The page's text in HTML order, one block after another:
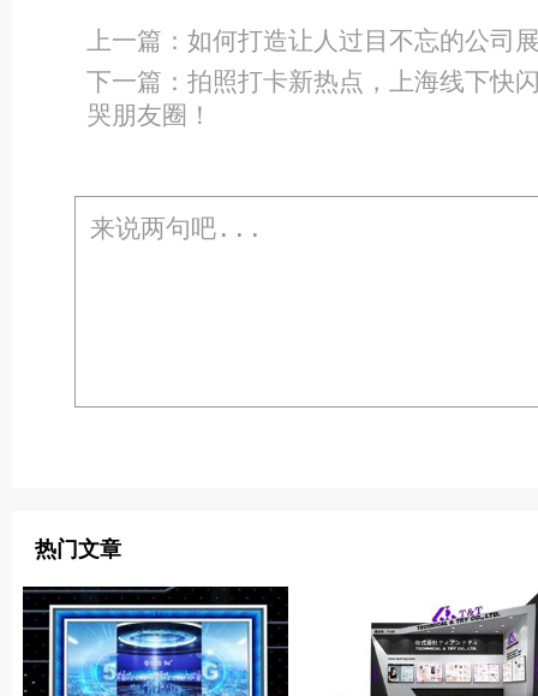
上一篇：如何打造让人过目不忘的公司
下一篇：拍照打卡新热点，上海线下快
哭朋友圈！
热门文章